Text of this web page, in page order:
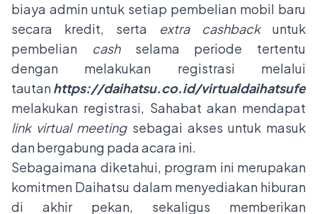
biaya admin untuk setiap pembelian mobil baru
secara kredit, serta extra cashbackuntuk
pembelian cash selama periode tertentu
dengan melakukan registrasi melalui
tautanhttps://daihatsu.co.id/
melakukan registrasi, Sahabat akan mendapat
link virtual meetingsebagai akses untuk masuk
dan bergabung pada acara ini.
Sebagaimana diketahui, program ini merupakan
komitmen Daihatsu dalam menyediakan hiburan
di akhir pekan, sekaligus memberikan